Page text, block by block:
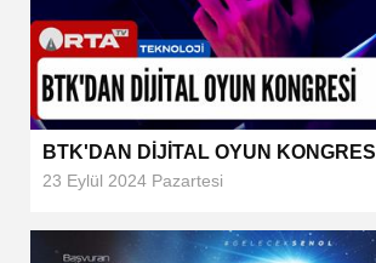
BTK'DAN DİJİTAL OYUN KONGRESİ
23 Eylül 2024 Pazartesi